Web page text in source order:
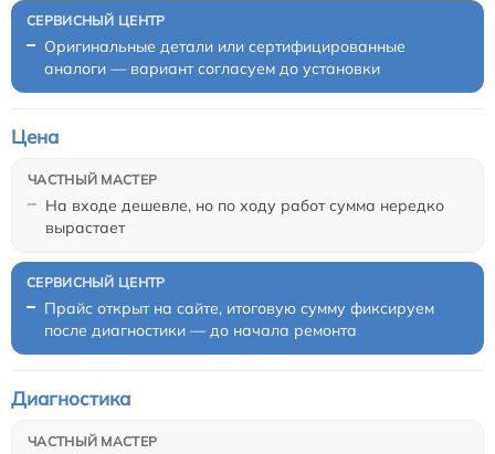
Оригинальные детали или сертифицированные
аналоги — вариант согласуем до установки
На входе дешевле, но по ходу работ сумма нередко
вырастает
Цена
Прайс открыт на сайте, итоговую сумму фиксируем
после диагностики — до начала ремонта
Диагностика